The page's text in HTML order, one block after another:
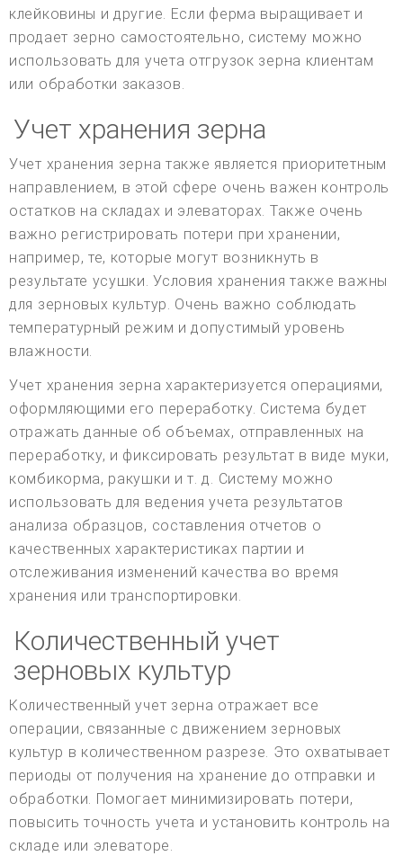
клейковины и другие. Если ферма выращивает и
продает зерно самостоятельно, систему можно
использовать для учета отгрузок зерна клиентам
или обработки заказов.
Учет хранения зерна
Учет хранения зерна также является приоритетным
направлением, в этой сфере очень важен контроль
остатков на складах и элеваторах. Также очень
важно регистрировать потери при хранении,
например, те, которые могут возникнуть в
результате усушки. Условия хранения также важны
для зерновых культур. Очень важно соблюдать
температурный режим и допустимый уровень
влажности.
Учет хранения зерна характеризуется операциями,
оформляющими его переработку. Система будет
отражать данные об объемах, отправленных на
переработку, и фиксировать результат в виде муки,
комбикорма, ракушки и т. д. Систему можно
использовать для ведения учета результатов
анализа образцов, составления отчетов о
качественных характеристиках партии и
отслеживания изменений качества во время
хранения или транспортировки.
Количественный учет
зерновых культур
Количественный учет зерна отражает все
операции, связанные с движением зерновых
культур в количественном разрезе. Это охватывает
периоды от получения на хранение до отправки и
обработки. Помогает минимизировать потери,
повысить точность учета и установить контроль на
складе или элеваторе.